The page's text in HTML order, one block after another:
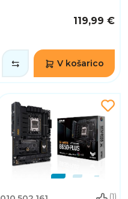
119,99 €
V košarico
(1)